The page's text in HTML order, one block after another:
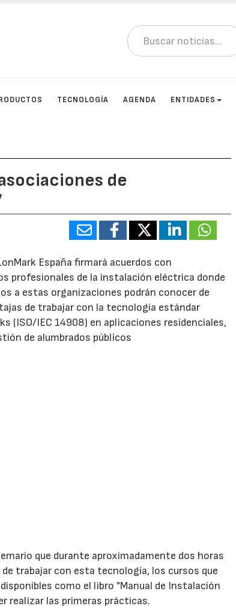
TECNOLOGÍA AGENDA ENTIDADES
de
España firmará acuerdos con
profesionales de la instalación eléctrica donde
a estas organizaciones podrán conocer de
de trabajar con la tecnología estándar
(ISO/IEC 14908) en aplicaciones residenciales,
de alumbrados públicos
que durante aproximadamente dos horas
trabajar con esta tecnología, los cursos que
como el libro "Manual de Instalación
realizar las primeras prácticas.